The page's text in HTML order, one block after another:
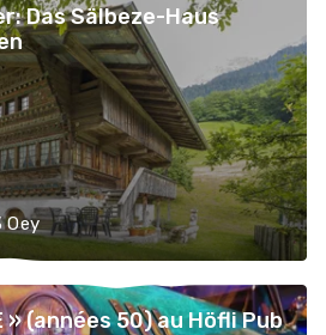
Das Sälbeze-Haus
Oey
» (années 50) au Höfli Pub